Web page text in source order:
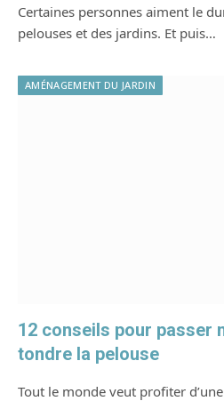
Certaines personnes aiment le
pelouses et des jardins. Et puis…
AMÉNAGEMENT DU JARDIN
12 conseils pour passer
tondre la pelouse
Tout le monde veut profiter